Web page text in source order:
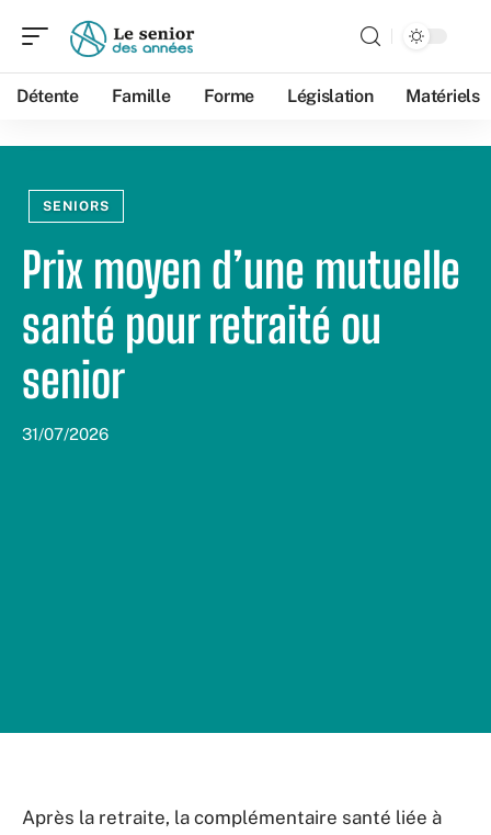
Détente Famille Forme Législation Matériels
SENIORS
Prix moyen d’une mutuelle
santé pour retraité ou
senior
31/07/2026
Après la retraite, la complémentaire santé liée à